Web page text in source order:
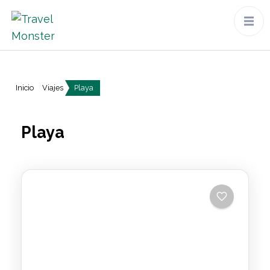
Inicio Viajes Playa
Playa